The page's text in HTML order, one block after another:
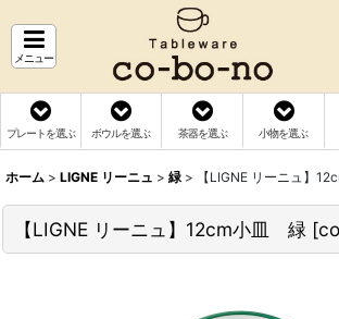
メニュー
プレートを選ぶ ボウルを選ぶ 茶器を選ぶ 小物を選ぶ
ホーム > LIGNE リーニュ > 緑 > 【LIGNE リーニュ】
【LIGNE リーニュ】12cm小皿 緑 [